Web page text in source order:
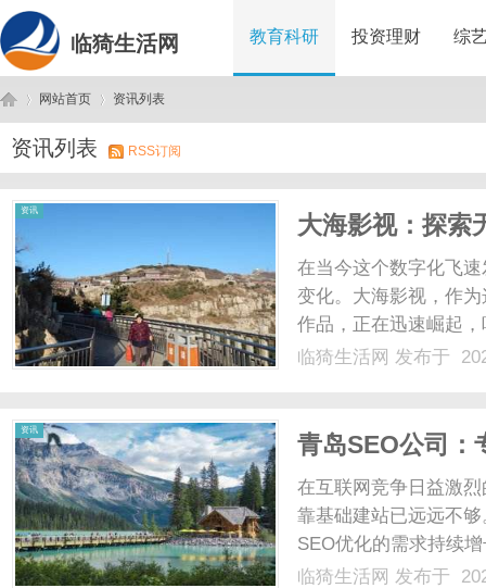
临猗生活网 教育科研 投资理财 综
临 ›
网站首页
›
资讯列表
资讯列表 RSS订阅
资讯
大海影视：探索
在当今这个数字化飞
变化。大海影视，作
作品，正在迅速崛起
望通过影视作品传达
临猗生活网 发布于
资讯
青岛SEO公司：
在互联网竞争日益激
靠基础建站已远远不
SEO优化的需求持续
团队后，常陷入“排名
临猗生活网 发布于